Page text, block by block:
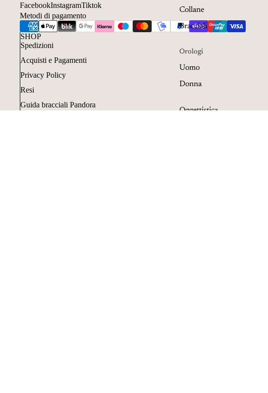
Collane
Bracciali
Orologi
Uomo
Donna
Oggettistica
FacebookInstagramTiktok
Metodi di pagamento
SHOP
Spedizioni
Acquisti e Pagamenti
Privacy Policy
Resi
Guida bracciali Pandora